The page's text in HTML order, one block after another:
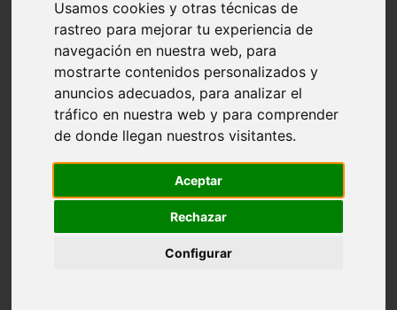
Usamos cookies y otras técnicas de
rastreo para mejorar tu experiencia de
navegación en nuestra web, para
mostrarte contenidos personalizados y
anuncios adecuados, para analizar el
tráfico en nuestra web y para comprender
de donde llegan nuestros visitantes.
Aceptar
Rechazar
Configurar
Madrid - pozuelo-de-alarcón
Teruel - sarrión
Cádiz - algodonales
Illes-balears - inca
Madrid - madrid
Málaga - torremolinos
Asturias - oviedo
Cádiz - el-puerto-de-santa-maría
Asturias - aller
Toledo - illescas
Zaragoza - zaragoza